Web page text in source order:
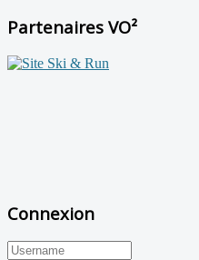
Partenaires VO²
Connexion